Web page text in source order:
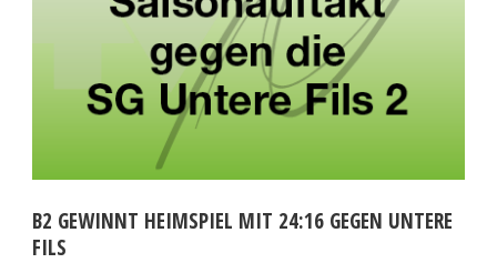
B2 GEWINNT HEIMSPIEL MIT 24:16 GEGEN UNTERE
FILS